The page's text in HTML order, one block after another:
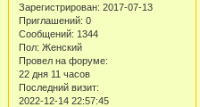
Зарегистрирован: 2017-07-13
Приглашений: 0
Сообщений: 1344
Пол: Женский
Провел на форуме:
22 дня 11 часов
Последний визит:
2022-12-14 22:57:45